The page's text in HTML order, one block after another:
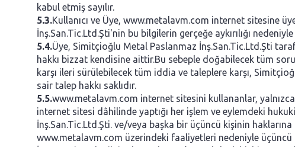
kabul etmiş sayılır.
5.3.Kullanıcı ve Üye, www.metalavm.com internet sitesine
İnş.San.Tic.Ltd.Şti'nin bu bilgilerin gerçeğe aykırılığı
5.4.Üye, Simitçioğlu Metal Paslanmaz İnş.San.Tic.Ltd.Şti
hakkı bizzat kendisine aittir.Bu sebeple doğabilecek tüm
karşı ileri sürülebilecek tüm iddia ve taleplere karşı,
sair talep hakkı saklıdır.
5.5.www.metalavm.com internet sitesini kullananlar,
internet sitesi dâhilinde yaptığı her işlem ve eylemdeki
İnş.San.Tic.Ltd.Şti. ve/veya başka bir üçüncü kişinin
www.metalavm.com üzerindeki faaliyetleri nedeniyle